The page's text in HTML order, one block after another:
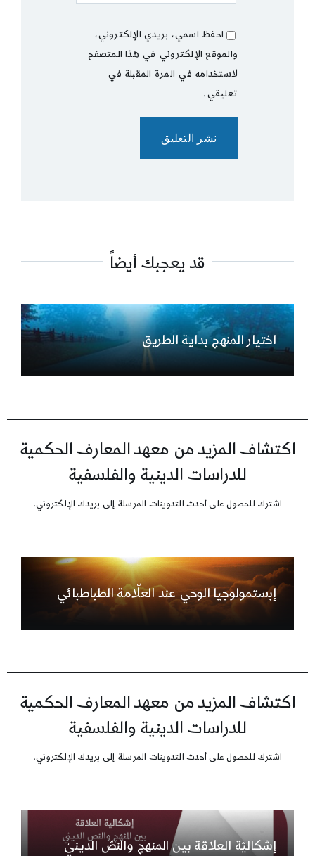
احفظ اسمي، بريدي الإلكتروني،
والموقع الإلكتروني في هذا المتصفح
لاستخدامه في المرة المقبلة في
تعليقي.
قد يعجبك أيضاً
اختيار المنهج بداية الطريق
اكتشاف المزيد من معهد المعارف الحكمية
للدراسات الدينية والفلسفية
اشترك للحصول على أحدث التدوينات المرسلة إلى بريدك الإلكتروني.
إبستمولوجيا الوحي عند العلّامة الطباطبائي
اكتشاف المزيد من معهد المعارف الحكمية
للدراسات الدينية والفلسفية
اشترك للحصول على أحدث التدوينات المرسلة إلى بريدك الإلكتروني.
إشكاليّة العلاقة بين المنهج والنصّ الدينيّ